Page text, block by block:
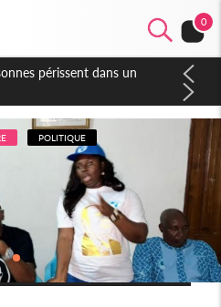
0
de la fête nationale
contre les produits
POLITIQUE